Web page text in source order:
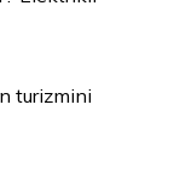
turizmini